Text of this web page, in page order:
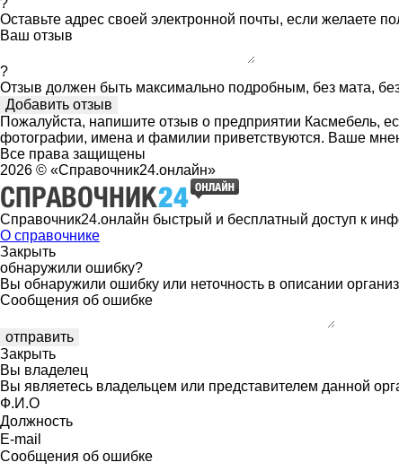
?
Оставьте адрес своей электронной почты, если желаете
Ваш отзыв
?
Отзыв должен быть максимально подробным, без мата,
Пожалуйста, напишите отзыв о предприятии Касмебель,
фотографии, имена и фамилии приветствуются. Ваше
Все права защищены
2026 © «Справочник24.онлайн»
Справочник24.онлайн быстрый и бесплатный доступ к
О справочнике
Закрыть
обнаружили ошибку?
Вы обнаружили ошибку или неточность в описании
Сообщения об ошибке
Закрыть
Вы владелец
Вы являетесь владельцем или представителем данной
Ф.И.О
Должность
E-mail
Сообщения об ошибке